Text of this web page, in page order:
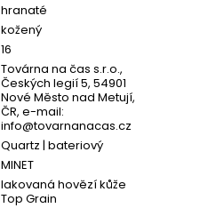
hranaté
kožený
16
Továrna na čas s.r.o.,
Českých legií 5, 54901
Nové Město nad Metují,
ČR, e-mail:
info@tovarnanacas.cz
Quartz | bateriový
MINET
lakovaná hovězí kůže
Top Grain